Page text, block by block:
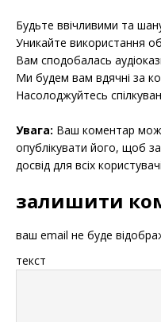
Будьте ввічливими та
Уникайте використання
Вам сподобалась
Ми будем вам вдячні за
Насолоджуйтесь
Увага: Ваш коментар
опублікувати його, щоб
досвід для всіх
залишити
ваш email не буде
текст